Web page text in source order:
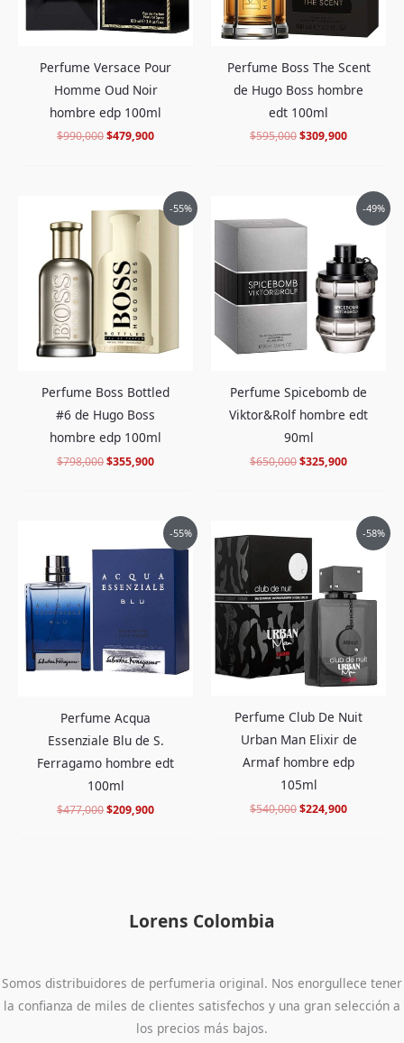
Perfume Versace Pour
Homme Oud Noir
hombre edp 100ml
$990,000$479,900
Perfume Boss The Scent
de Hugo Boss hombre
edt 100ml
$595,000$309,900
-55%
Perfume Boss Bottled
#6 de Hugo Boss
hombre edp 100ml
$798,000
precio
$798,000.
$355,900
precio
actual
-49%
Perfume Spicebomb de
Viktor&Rolf hombre edt
90ml
$650,000
original
$650,000.
$325,900
precio
actual
es:
$325,900.
-55%
Perfume Acqua
Essenziale Blu de S.
Ferragamo hombre edt
100ml
$477,000
$477,000.
$209,900
precio
actual
es:
$209,900.
-58%
Perfume Club De Nuit
Urban Man Elixir de
Armaf hombre edp
105ml
$540,000
precio
original
era:
$540,000.
$224,900
precio
actual
es:
Lorens Colombia
Somos distribuidores de perfumeria original. Nos enorgullece tener
la confianza de miles de clientes satisfechos y una gran selección a
los precios más bajos.